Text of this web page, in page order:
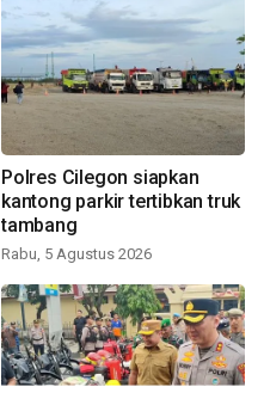
Polres Cilegon siapkan
kantong parkir tertibkan truk
tambang
Rabu, 5 Agustus 2026